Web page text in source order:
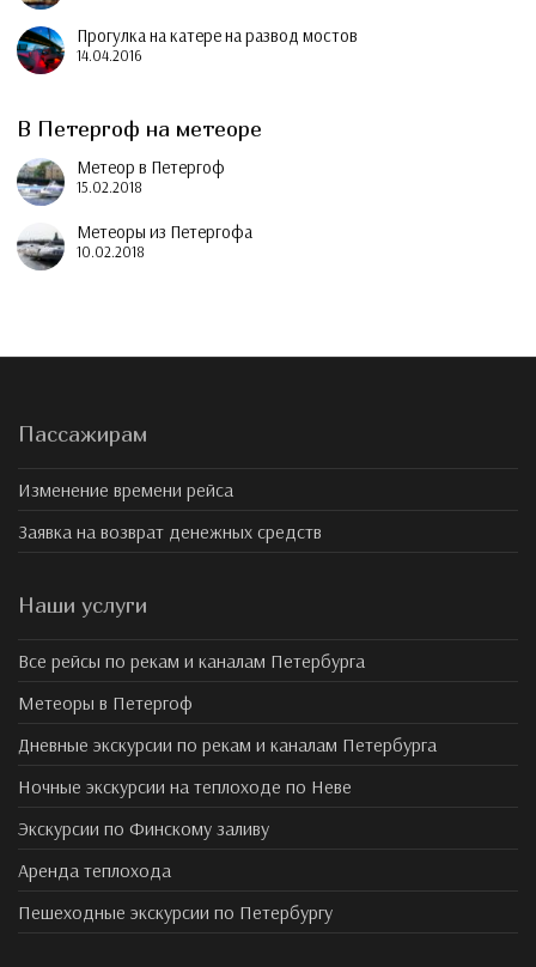
Прогулка на катере на развод мостов
14.04.2016
В Петергоф на метеоре
Метеор в Петергоф
15.02.2018
Метеоры из Петергофа
10.02.2018
Пассажирам
Изменение времени рейса
Заявка на возврат денежных средств
Наши услуги
Все рейсы по рекам и каналам Петербурга
Метеоры в Петергоф
Дневные экскурсии по рекам и каналам Петербурга
Ночные экскурсии на теплоходе по Неве
Экскурсии по Финскому заливу
Аренда теплохода
Пешеходные экскурсии по Петербургу